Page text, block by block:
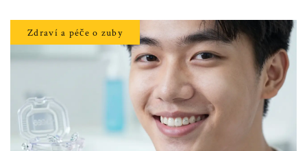
Zdraví a péče o zuby